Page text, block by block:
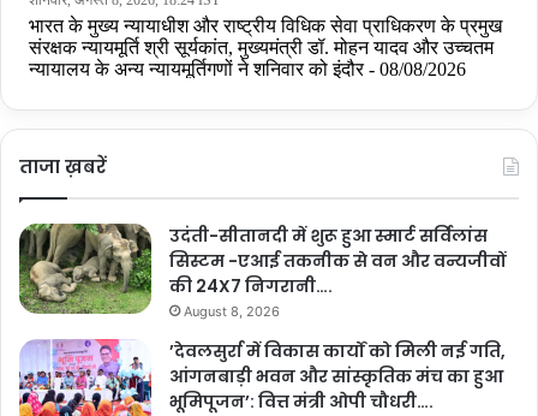
ताजा ख़बरें
उदंती-सीतानदी में शुरू हुआ स्मार्ट सर्विलांस
सिस्टम -एआई तकनीक से वन और वन्यजीवों
की 24X7 निगरानी….
August 8, 2026
’देवलसुर्रा में विकास कार्यों को मिली नई गति,
आंगनबाड़ी भवन और सांस्कृतिक मंच का हुआ
भूमिपूजन’: वित्त मंत्री ओपी चौधरी….